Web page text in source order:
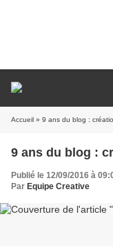
Accueil » 9 ans du blog :
9 ans du blog :
Publié le 12/09/2016 à
Par Equipe Creative